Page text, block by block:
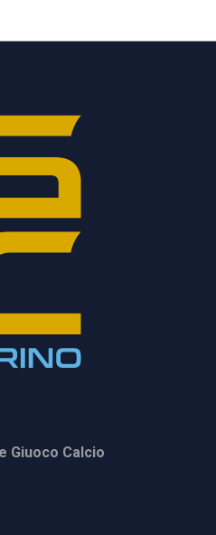
Giuoco Calcio